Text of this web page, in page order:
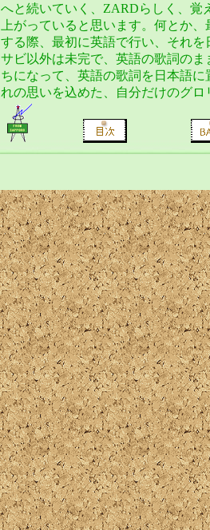
へと続いていく、ZARDらしく、覚
上がっていると思います。何とか
する際、最初に英語で行い、それ
サビ以外は未完で、英語の歌詞の
ちになって、英語の歌詞を日本語
れの思いを込めた、自分だけのグ